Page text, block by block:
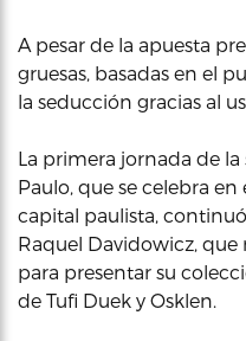
A pesar de la apuesta
gruesas, basadas en el
la seducción gracias al
La primera jornada de
Paulo, que se celebra
capital paulista,
Raquel Davidowicz,
para presentar su
de Tufi Duek y Osklen.